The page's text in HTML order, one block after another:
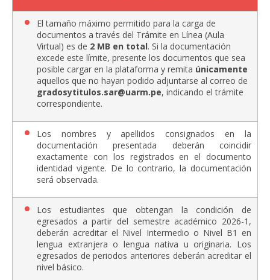
El tamaño máximo permitido para la carga de
documentos a través del Trámite en Línea (Aula
Virtual) es de 2 MB en total. Si la documentación
excede este límite, presente los documentos que sea
posible cargar en la plataforma y remita únicamente
aquellos que no hayan podido adjuntarse al correo de
gradosytitulos.sar@uarm.pe, indicando el trámite
correspondiente.
Los nombres y apellidos consignados en la
documentación presentada deberán coincidir
exactamente con los registrados en el documento
identidad vigente. De lo contrario, la documentación
será observada.
Los estudiantes que obtengan la condición de
egresados a partir del semestre académico 2026-1,
deberán acreditar el Nivel Intermedio o Nivel B1 en
lengua extranjera o lengua nativa u originaria. Los
egresados de periodos anteriores deberán acreditar el
nivel básico.